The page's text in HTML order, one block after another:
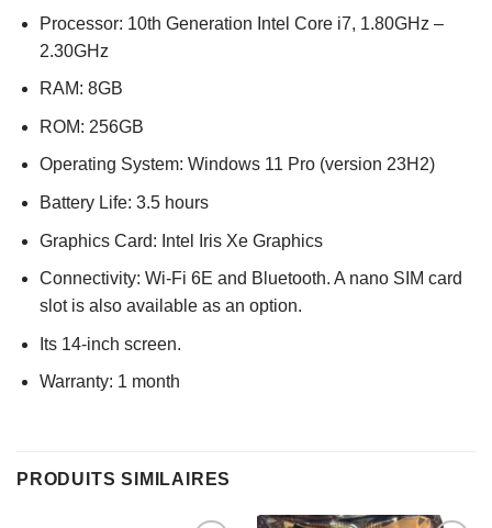
Processor: 10th Generation Intel Core i7, 1.80GHz –
2.30GHz
RAM: 8GB
ROM: 256GB
Operating System: Windows 11 Pro (version 23H2)
Battery Life: 3.5 hours
Graphics Card: Intel Iris Xe Graphics
Connectivity: Wi-Fi 6E and Bluetooth. A nano SIM card
slot is also available as an option.
Its 14-inch screen.
Warranty: 1 month
PRODUITS SIMILAIRES